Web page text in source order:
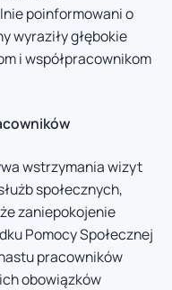
poinformowani o
wyraziły głębokie
i współpracownikom
wstrzymania wizyt
społecznych,
zaniepokojenie
Pomocy Społecznej
pracowników
obowiązków